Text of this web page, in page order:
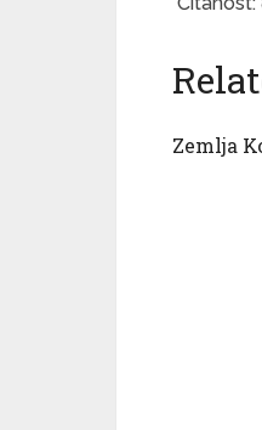
Zemlja